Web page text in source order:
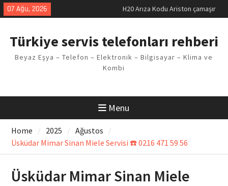
Skip
to
07 Ağu, 2026
LG kombi E2 Arızası Çözümü
Arçelik buzdolabı F5 Hatası
Vaillant çamaşır makinesi E03
Arıza Kodu
Ferroli klima E3 Arızası Çözümü
Türkiye servis telefonları rehberi
Beyaz Eşya – Telefon – Elektronik – Bilgisayar – Klima ve
Kombi
Menu
Home 2025
Ağustos
Üsküdar Mimar Sinan Miele Servisi ☎️ 0216 471 59 56
Üsküdar Mimar Sinan Miele